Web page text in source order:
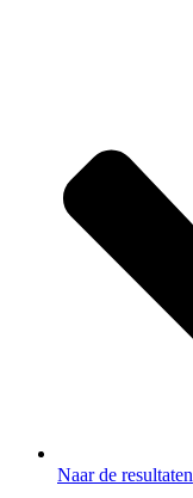
Naar de resultaten